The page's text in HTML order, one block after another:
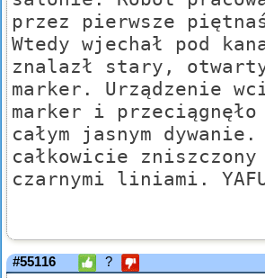
przez pierwsze
Wtedy wjechał pod
znalazł stary,
marker. Urządzenie
marker i przeciągnęło
całym jasnym
całkowicie
czarnymi liniami.
#55116 ?